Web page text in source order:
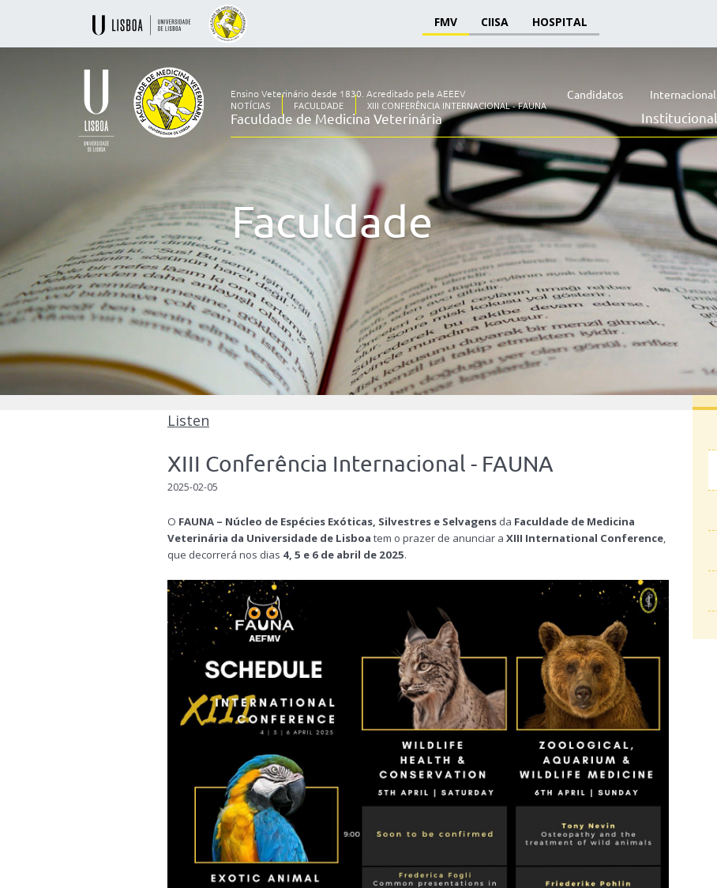
FMV CIISA HOSPITAL
Faculdade
de
Medicina
Veterinária
Ensino Veterinário desde 1830. Acreditado pela AEEEV
Faculdade de Medicina Veterinária
Candidatos Internacional
Institucional
NOTÍCIAS FACULDADE XIII CONFERÊNCIA INTERNACIONAL - FAUNA
Faculdade
Listen
XIII Conferência Internacional - FAUNA
2025-02-05
O FAUNA – Núcleo de Espécies Exóticas, Silvestres e Selvagens da Faculdade de Medicina
Veterinária da Universidade de Lisboa tem o prazer de anunciar a XIII International Conference,
que decorrerá nos dias 4, 5 e 6 de abril de 2025.